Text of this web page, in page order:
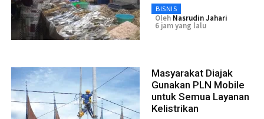
BISNIS
Oleh Nasrudin Jahari
6 jam yang lalu
Masyarakat Diajak
Gunakan PLN Mobile
untuk Semua Layanan
Kelistrikan